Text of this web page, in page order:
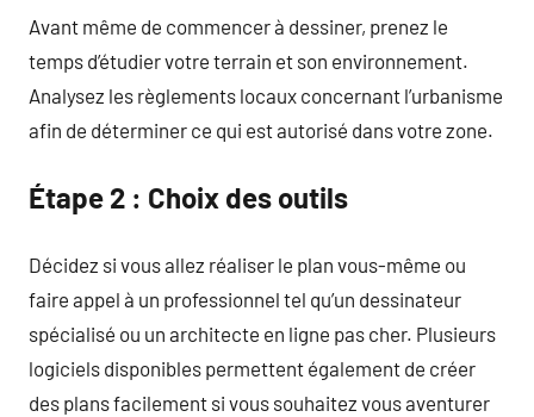
Avant même de commencer à dessiner, prenez le
temps d’étudier votre terrain et son environnement.
Analysez les règlements locaux concernant l’urbanisme
afin de déterminer ce qui est autorisé dans votre zone.
Étape 2 : Choix des outils
Décidez si vous allez réaliser le plan vous-même ou
faire appel à un professionnel tel qu’un dessinateur
spécialisé ou un architecte en ligne pas cher. Plusieurs
logiciels disponibles permettent également de créer
des plans facilement si vous souhaitez vous aventurer